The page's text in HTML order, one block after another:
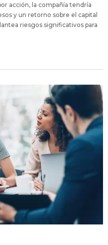
acción, la compañía tendría
y un retorno sobre el capital
riesgos significativos para